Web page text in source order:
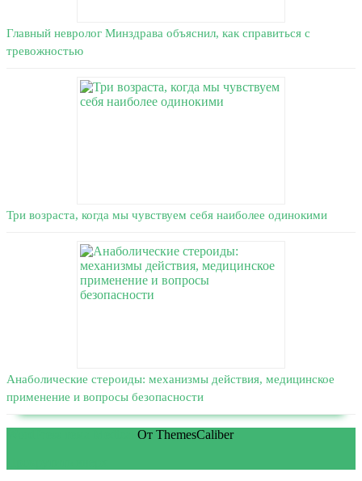
Главный невролог Минздрава объяснил, как справиться с
тревожностью
Три возраста, когда мы чувствуем себя наиболее одинокими
Анаболические стероиды: механизмы действия, медицинское
применение и вопросы безопасности
От ThemesCaliber